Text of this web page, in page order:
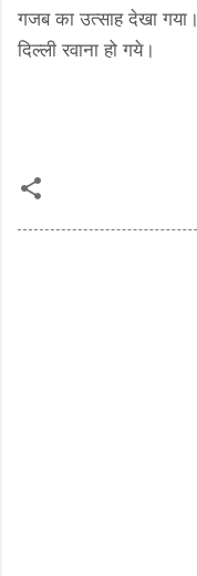
गजब का उत्साह देखा
दिल्ली रवाना हो गये।